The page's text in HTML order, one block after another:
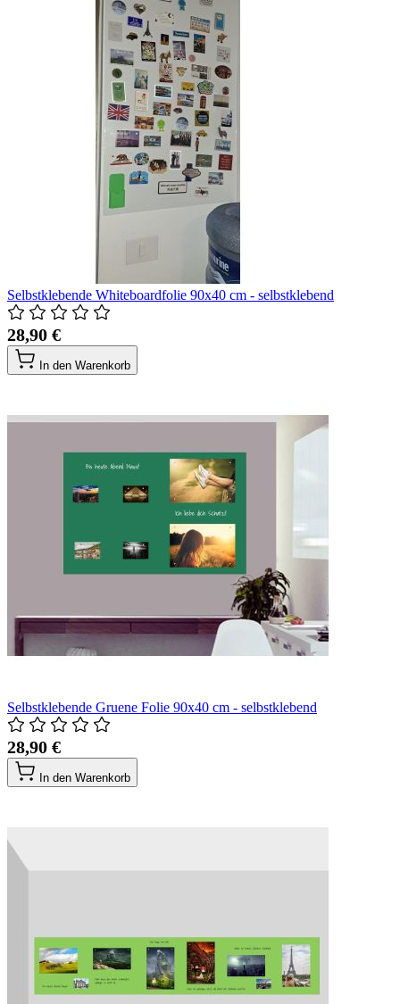
Selbstklebende Whiteboardfolie 90x40 cm - selbstklebend
28,90 €
In den Warenkorb
Selbstklebende Gruene Folie 90x40 cm - selbstklebend
28,90 €
In den Warenkorb